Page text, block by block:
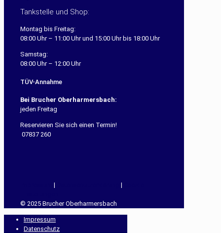
Tankstelle und Shop:
Montag bis Freitag:
08:00 Uhr – 11:00 Uhr und 15:00 Uhr bis 18:00 Uhr
Samstag:
08:00 Uhr – 12:00 Uhr
TÜV-Annahme
Bei Brucher Oberharmersbach:
jeden Freitag
Reservieren Sie sich einen Termin!
07837 260
| |
© 2025 Brucher Oberharmersbach
Impressum
Datenschutz